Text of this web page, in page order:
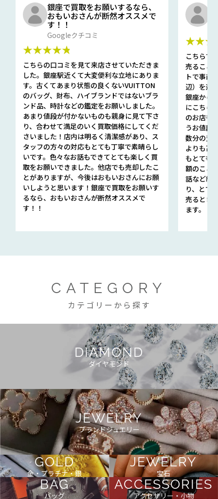
銀座で買取をお願いするなら、
おもいおさんが断然オススメで
す！！
Googleクチコミ
★★★★★
こちらの口コミを見て来店させていただきま
した。銀座駅近くて大変便利な立地にありま
す。古くてあまり状態の良くないVUITTON
のバッグ、財布、ハイブランドではないブラ
ンド品、時計などの鑑定をお願いしました。
あまり値段が付かないものも親身に見て下さ
り、合わせて満足のいく買取価格にしてくだ
さいました！店内は明るく清潔感があり、ス
タッフの方々の対応もとても丁寧で素晴らし
いです。色々なお話もできてとても楽しく買
取をお願いできました。他店でも売却したこ
とがありますが、今後はおもいおさんにお願
いしようと思います！銀座で買取をお願いす
るなら、おもいおさんが断然オススメで
す！！
こちらで
売ること
トで事前
辺）を選
銀座から
にこちら
のお店も
うお値段
数分の査
よりも高
もとても
額のこと
話など細
り、とて
売るとき
ます。
CATEGORY
カテゴリーから探す
DIAMOND
ダイヤモンド
JEWELRY
ブランドジュエリー
GOLD
金・プラチナ・銀
JEWELRY
宝石
BAG
バッグ
ACCESSORIES
アクセサリー・小物